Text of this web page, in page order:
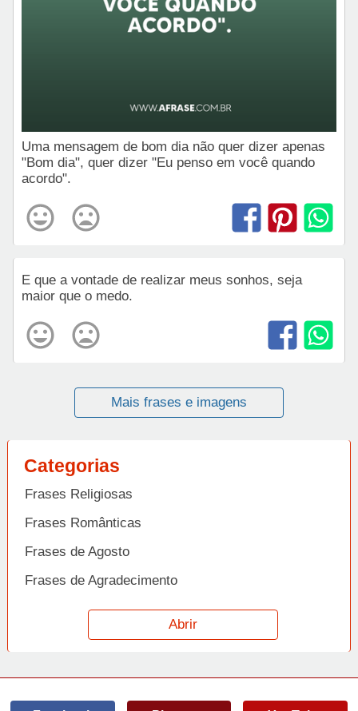
Uma mensagem de bom dia não quer dizer apenas
"Bom dia", quer dizer "Eu penso em você quando
acordo".
E que a vontade de realizar meus sonhos, seja
maior que o medo.
Mais frases e imagens
Categorias
Frases Religiosas
Frases Românticas
Frases de Agosto
Frases de Agradecimento
Frases de Amizade
Frases de Amor
Abrir